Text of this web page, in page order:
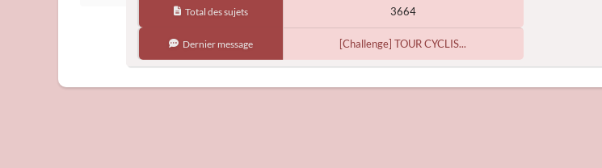
Total des sujets 3664
Dernier message [Challenge] TOUR CYCLIS...